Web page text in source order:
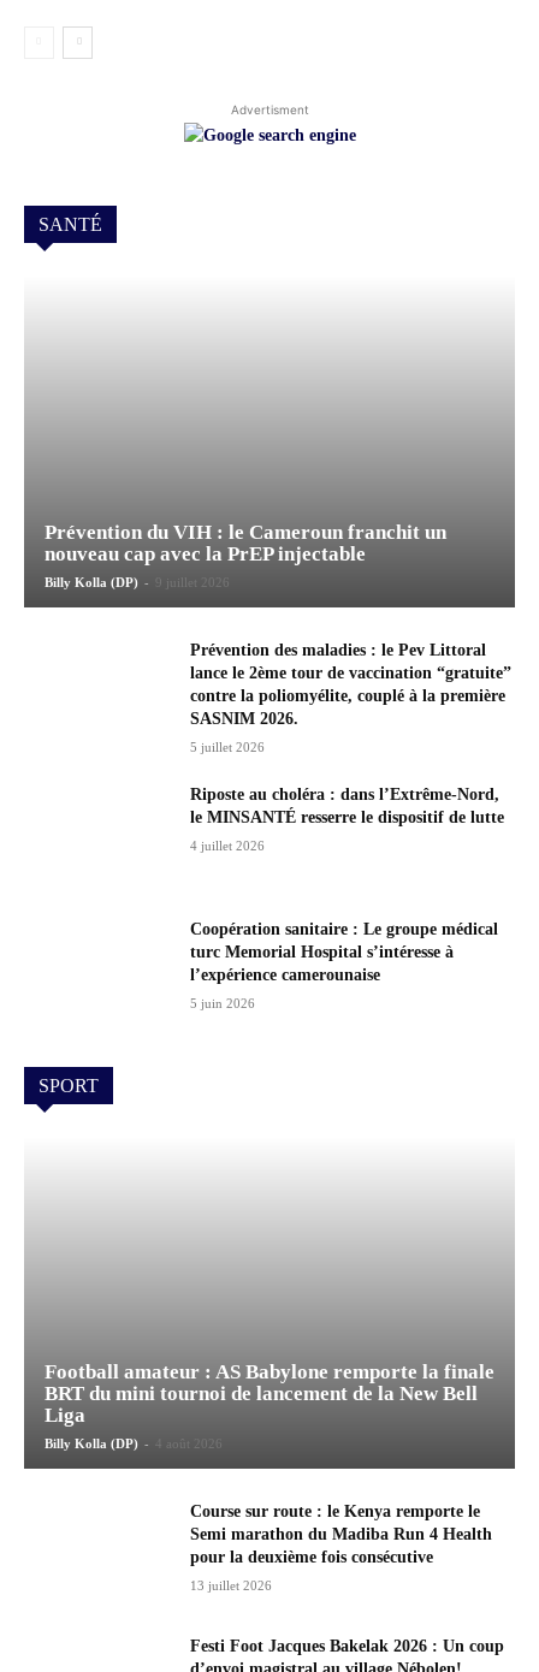
Advertisment
SANTÉ
Prévention du VIH : le Cameroun franchit un
nouveau cap avec la PrEP injectable
Billy Kolla (DP) - 9 juillet 2026
Prévention des maladies : le Pev Littoral
lance le 2ème tour de vaccination “gratuite”
contre la poliomyélite, couplé à la première
SASNIM 2026.
5 juillet 2026
Riposte au choléra : dans l’Extrême-Nord,
le MINSANTÉ resserre le dispositif de lutte
4 juillet 2026
Coopération sanitaire : Le groupe médical
turc Memorial Hospital s’intéresse à
l’expérience camerounaise
5 juin 2026
SPORT
Football amateur : AS Babylone remporte la finale
BRT du mini tournoi de lancement de la New Bell
Liga
Billy Kolla (DP) - 4 août 2026
Course sur route : le Kenya remporte le
Semi marathon du Madiba Run 4 Health
pour la deuxième fois consécutive
13 juillet 2026
Festi Foot Jacques Bakelak 2026 : Un coup